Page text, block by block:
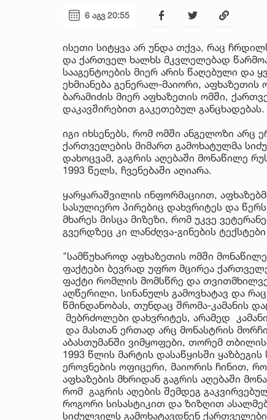
6 აგვ 20:55
ისეთი სიტყვა არ უნდა თქვა, რაც
და ქართველ ხალხს მკვლელებად
სააგენტოების მიერ არის წაღებული
ეხმიანება გენერალ-მაიორი,
ბარამიძის მიერ აფხაზეთის ომში,
დაკავშირებით გაკეთებულ განცხადებას.
იგი იხსენებს, რომ ომში ანგელოზი არც
ქართველების მიმართ გამოხატულმა
დახოცვამ, გაგრის აღებაში მონაწილე
1993 წელს, ჩვენებაში აღიარა.
ყარყარაშვილის ინფორმაციით,
სასულიერო პირებიც დახვრიტეს და
მხარეს მისცა მიზეზი, რომ უკვე
გვერდზეც კი ლანძღვა-გინების
"სამწუხაროდ აფხაზეთის ომში
ფაქტები ბევრად უფრო მცირეა
ფაქტი რომლის მომსწრე და
აღწერილი, სინანულს გამოვხატავ და
წმინდანობას, თუნდაც შრომა-კამანის
მებრძოლები დახვრიტეს, არამედ
და მასთან ერთად არც მონასტრის
აბასთუმანში ვიმყოფები, თორემ
1993 წლის მარტის დასაწყისში
ეროვნების ოფიცერი, მაიორის ჩინით,
აფხაზების მხრიდან გაგრის აღებაში
რომ გაგრის აღების შემდეგ
როგორი სისასტიკით და ზიზღით
სიძულვილს გამოხატავდნენ